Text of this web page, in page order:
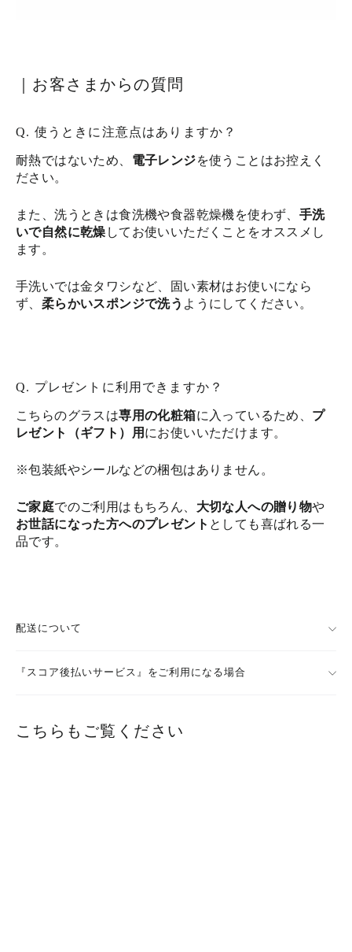
｜お客さまからの質問
Q. 使うときに注意点はありますか？
耐熱ではないため、 電子レンジを使うことはお控えく
ださい。
また、洗うときは食洗機や食器乾燥機を使わず、 手洗
いで自然に乾燥 してお使いいただくことをオススメし
ます。
手洗いでは金タワシなど、固い素材はお使いになら
ず、 柔らかいスポンジで洗う ようにしてください。
Q. プレゼントに利用できますか？
こちらのグラスは専用の化粧箱に入っているため、 プ
レゼント（ギフト）用 にお使いいただけます。
※包装紙やシールなどの梱包はありません。
ご家庭でのご利用はもちろん、 大切な人への贈り物や
お世話になった方へのプレゼント としても喜ばれる一
品です。
配送について
『スコア後払いサービス』をご利用になる場合
こちらもご覧ください